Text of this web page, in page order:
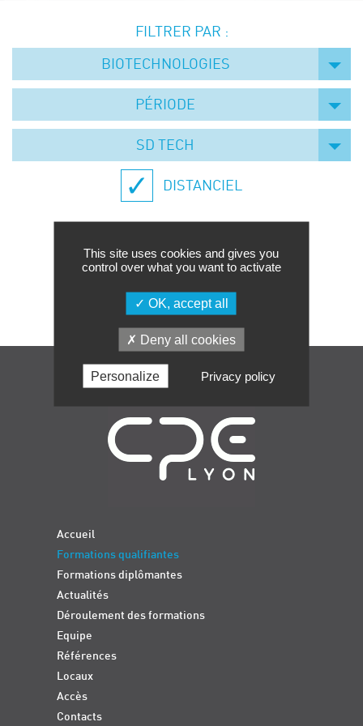
Symposium on Chain Transfer Catalysis for
sustainability – September 15 and 16, 2026
FRENCH-CHINESE CONFERENCE ON GREEN
Contacts
FILTRER PAR :
BIOTECHNOLOGIES
PÉRIODE
SD TECH
DISTANCIEL
Navigation
Accueil
Formations qualifiantes
Formations diplômantes
Actualités
Déroulement des formations
Equipe
Références
Locaux
Accès
Contacts
This site uses cookies and gives you
control over what you want to activate
OK, accept all
Deny all cookies
Personalize Privacy policy